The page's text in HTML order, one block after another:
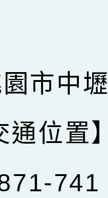
市中
通位置
741